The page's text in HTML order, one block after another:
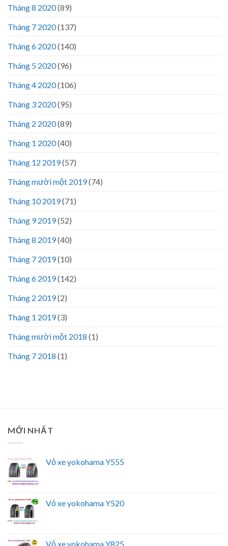
Tháng 8 2020(89)
Tháng 7 2020(137)
Tháng 6 2020(140)
Tháng 5 2020(96)
Tháng 4 2020(106)
Tháng 3 2020(95)
Tháng 2 2020(89)
Tháng 1 2020(40)
Tháng 12 2019(57)
Tháng mười một 2019(74)
Tháng 10 2019(71)
Tháng 9 2019(52)
Tháng 8 2019(40)
Tháng 7 2019(10)
Tháng 6 2019(142)
Tháng 2 2019(2)
Tháng 1 2019(3)
Tháng mười một 2018 (1)
Tháng 7 2018 (1)
MỚI NHẤT
Vỏ xe yokohama Y555
Vỏ xe yokohama Y520
Vỏ xe yokohama Y825